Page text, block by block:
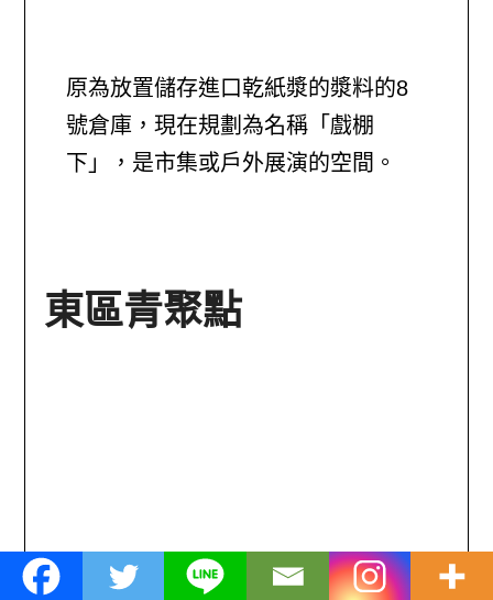
原為放置儲存進口乾紙漿的漿料的8
號倉庫，現在規劃為名稱「戲棚
下」，是市集或戶外展演的空間。
東區青聚點